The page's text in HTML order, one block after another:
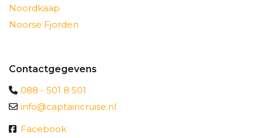
Noordkaap
Noorse Fjorden
Contactgegevens
088 - 501 8 501
info@captaincruise.nl
Facebook